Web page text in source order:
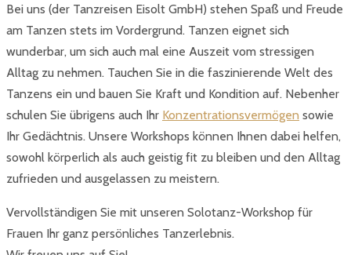
Bei uns (der Tanzreisen Eisolt GmbH) stehen Spaß und Freude
am Tanzen stets im Vordergrund. Tanzen eignet sich
wunderbar, um sich auch mal eine Auszeit vom stressigen
Alltag zu nehmen. Tauchen Sie in die faszinierende Welt des
Tanzens ein und bauen Sie Kraft und Kondition auf. Nebenher
schulen Sie übrigens auch Ihr Konzentrationsvermögen sowie
Ihr Gedächtnis. Unsere Workshops können Ihnen dabei helfen,
sowohl körperlich als auch geistig fit zu bleiben und den Alltag
zufrieden und ausgelassen zu meistern.
Vervollständigen Sie mit unseren Solotanz-Workshop für
Frauen Ihr ganz persönliches Tanzerlebnis.